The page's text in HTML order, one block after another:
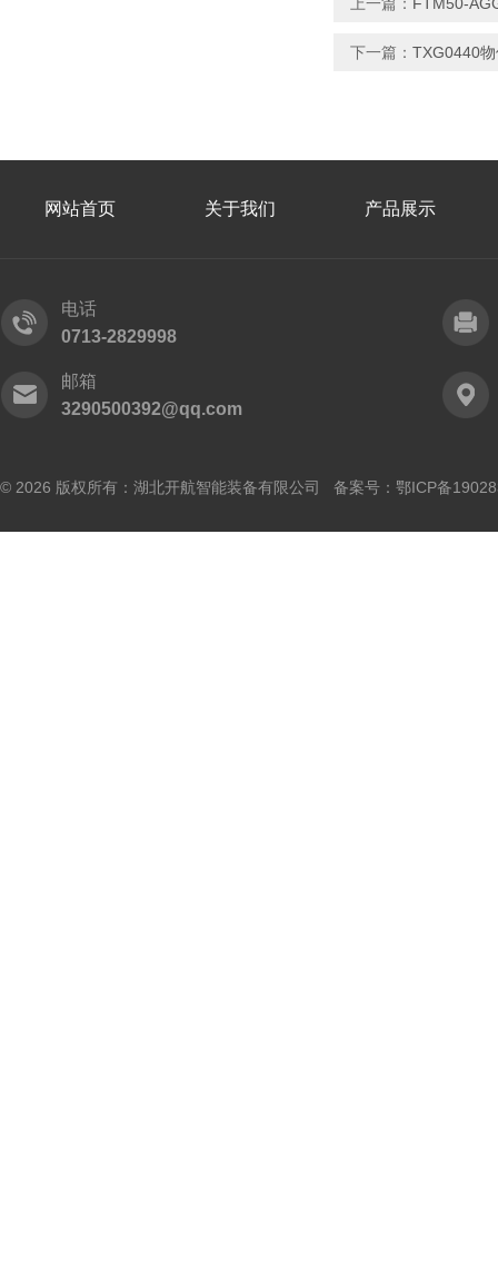
下一篇： TXG0440
网站首页 关于我们 产品展示
电话
0713-2829998
邮箱
3290500392@qq.com
© 2026 版权所有：湖北开航智能装备有限公司 备案号： 鄂ICP备